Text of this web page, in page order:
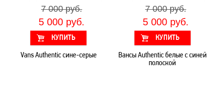
7 000 руб.
5 000 руб.
7 000 руб.
5 000 руб.
Vans Authentic сине-серые
Вансы Authentic белые с синей
полоской